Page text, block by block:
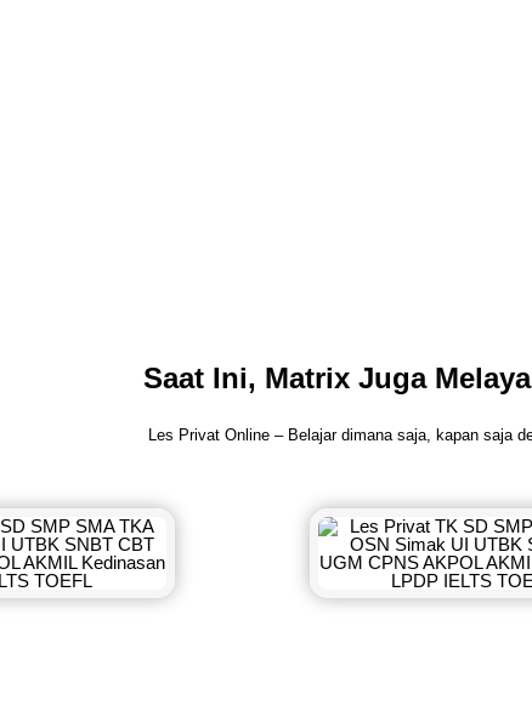
Saat Ini, Matrix Juga
Les Privat Online – Belajar dimana saja, kapan saja